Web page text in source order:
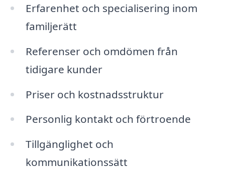
Erfarenhet och specialisering inom
familjerätt
Referenser och omdömen från
tidigare kunder
Priser och kostnadsstruktur
Personlig kontakt och förtroende
Tillgänglighet och
kommunikationssätt